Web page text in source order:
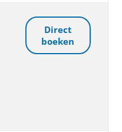
Direct
boeken